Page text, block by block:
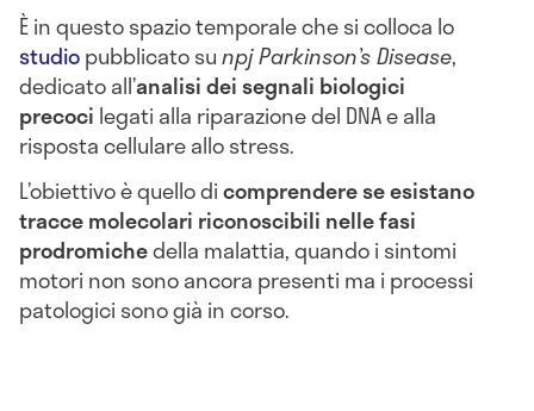
È in questo spazio temporale che si colloca lo
studiopubblicato sunpj Parkinson’s Disease,
dedicato all’analisi dei segnali biologici
precoci legati alla riparazione del DNA e alla
risposta cellulare allo stress.
L’obiettivo è quello dicomprendere se esistano
tracce molecolari riconoscibili nelle fasi
prodromichedella malattia, quando i sintomi
motori non sono ancora presenti ma i processi
patologici sono già in corso.